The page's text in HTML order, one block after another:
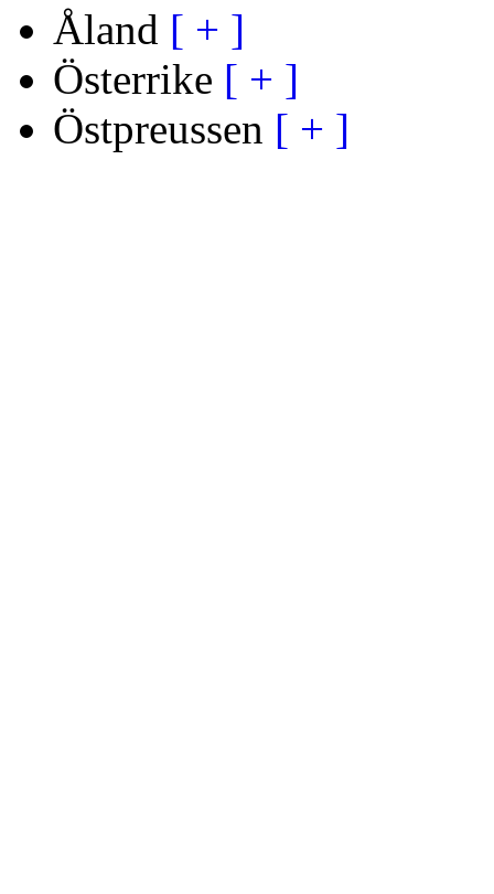
Åland [ + ]
Österrike [ + ]
Östpreussen [ + ]